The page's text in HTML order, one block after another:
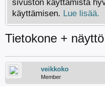
sivuston käyttämistä
käyttämisen. Lue lisää.
Tietokone +
veikkoko
Member